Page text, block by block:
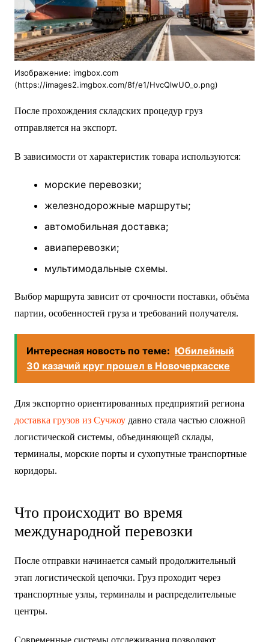
Изображение: imgbox.com
(https://images2.imgbox.com/8f/e1/HvcQlwUO_o.png)
После прохождения складских процедур груз
отправляется на экспорт.
В зависимости от характеристик товара используются:
морские перевозки;
железнодорожные маршруты;
автомобильная доставка;
авиаперевозки;
мультимодальные схемы.
Выбор маршрута зависит от срочности поставки, объёма
партии, особенностей груза и требований получателя.
Интересная новость по теме: Юбилейный
30 казачий круг прошел в Новочеркасске
Для экспортно ориентированных предприятий региона
доставка грузов из Сучжоудавно стала частью сложной
логистической системы, объединяющей склады,
терминалы, морские порты и сухопутные транспортные
коридоры.
Что происходит во время
международной перевозки
После отправки начинается самый продолжительный
этап логистической цепочки. Груз проходит через
транспортные узлы, терминалы и распределительные
центры.